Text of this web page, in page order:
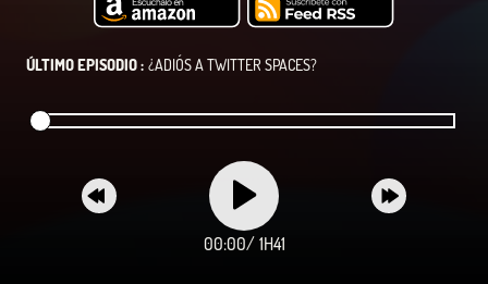
ÚLTIMO EPISODIO : ¿ADIÓS A TWITTER SPACES?
00:00/ 1H41